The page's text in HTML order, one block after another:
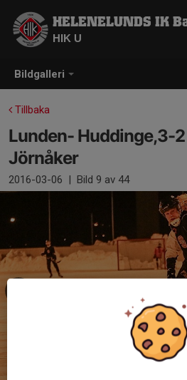
Bildgalleri
HELENELUNDS IK
HIK U
Tillbaka
Lunden- Huddinge,3-
Jörnåker
2016-03-06 | Bild 9 av 44